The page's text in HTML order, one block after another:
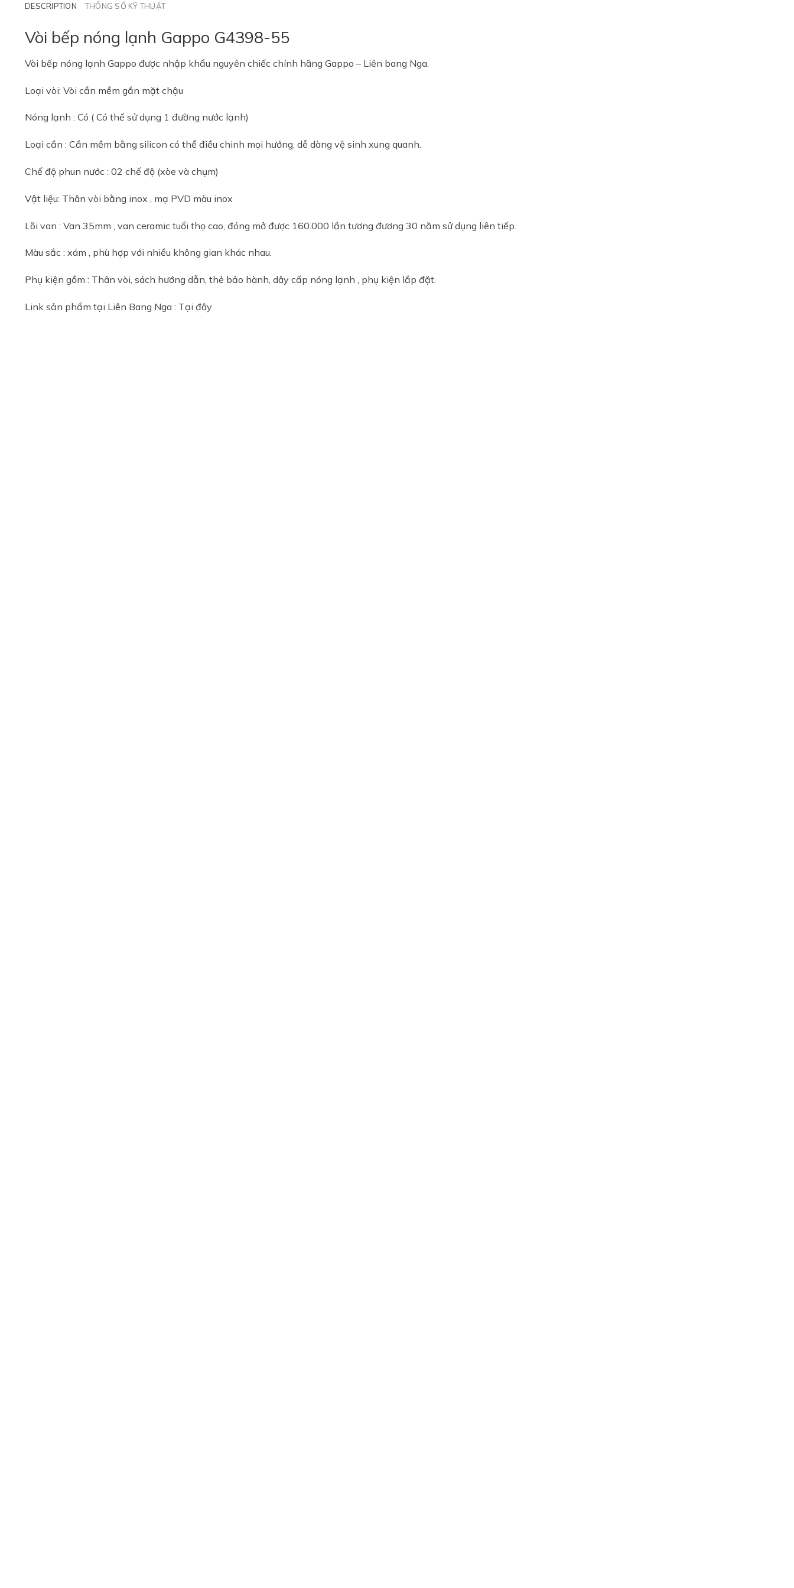
DESCRIPTION THÔNG SỐ KỸ THUẬT
Vòi bếp nóng lạnh Gappo G4398-55
Vòi bếp nóng lạnh Gappo được nhập khẩu nguyên chiếc chính hãng Gappo – Liên bang Nga.
Loại vòi: Vòi cần mềm gắn mặt chậu
Nóng lạnh : Có ( Có thể sử dụng 1 đường nước lạnh)
Loại cần : Cần mềm bằng silicon có thể điều chinh mọi hướng, dễ dàng vệ sinh xung quanh.
Chế độ phun nước : 02 chế độ (xòe và chụm)
Vật liệu: Thân vòi bằng inox , mạ PVD màu inox
Lõi van : Van 35mm , van ceramic tuổi thọ cao, đóng mở được 160.000 lần tương đương 30 năm sử dụng liên tiếp.
Màu sắc : xám , phù hợp với nhiều không gian khác nhau.
Phụ kiện gồm : Thân vòi, sách hướng dẫn, thẻ bảo hành, dây cấp nóng lạnh , phụ kiện lắp đặt.
Link sản phẩm tại Liên Bang Nga : Tại đây